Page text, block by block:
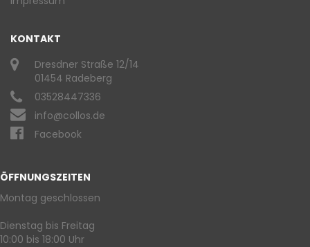
KONTAKT
Dresdner Straße 12/14
01454 Radeberg
03528447336
info@collos.de
Facebook
ÖFFNUNGSZEITEN
Montag geschlossen
Dienstag bis Freitag
10:00 bis 18:00 Uhr